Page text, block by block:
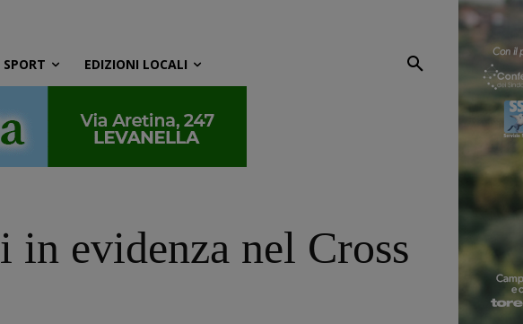
SPORT EDIZIONI LOCALI
evidenza nel Cross